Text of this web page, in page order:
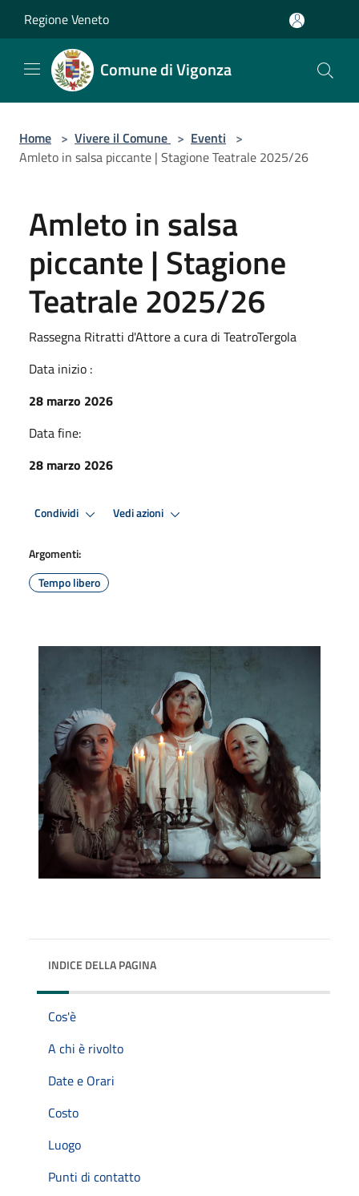
Regione Veneto
Comune di Vigonza
Home > Vivere il Comune > Eventi >
Amleto in salsa piccante | Stagione Teatrale 2025/26
Amleto in salsa
piccante | Stagione
Teatrale 2025/26
Rassegna Ritratti d'Attore a cura di TeatroTergola
Data inizio :
28 marzo 2026
Data fine:
28 marzo 2026
Condividi Vedi azioni
Argomenti:
Tempo libero
INDICE DELLA PAGINA
Cos'è
A chi è rivolto
Date e Orari
Costo
Luogo
Punti di contatto